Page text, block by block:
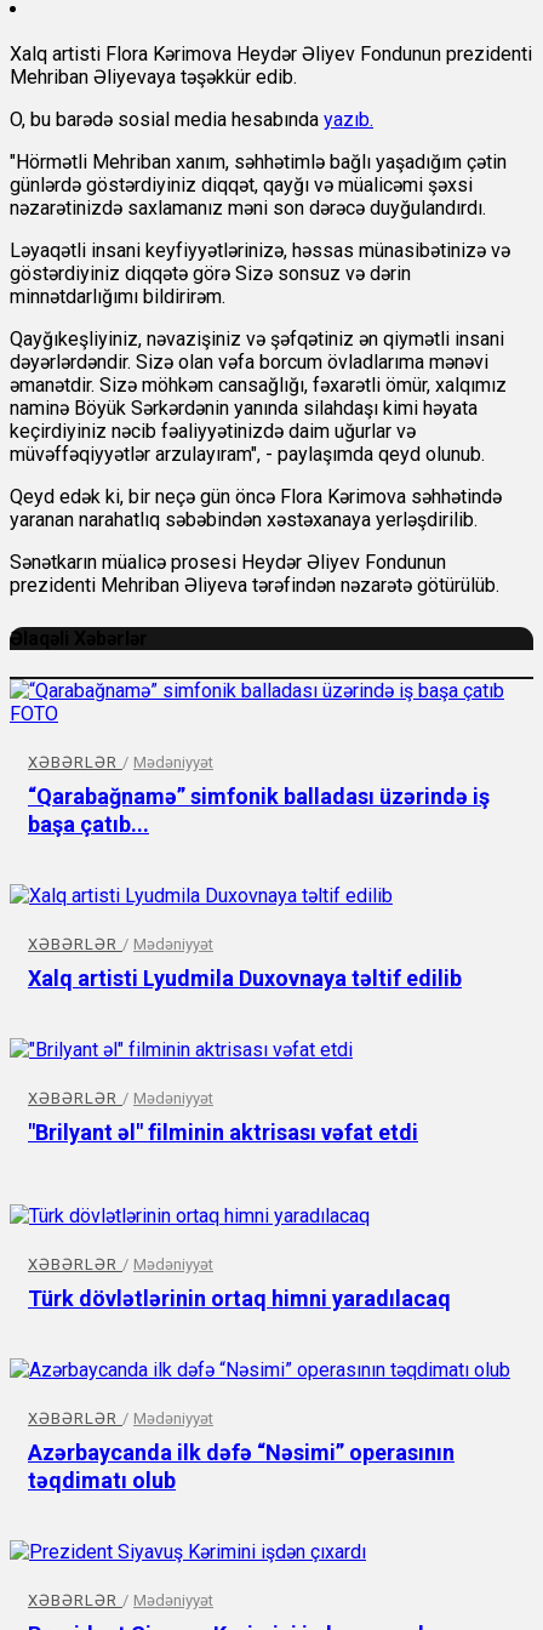
Xalq artisti Flora Kərimova Heydər Əliyev Fondunun prezidenti
Mehriban Əliyevaya təşəkkür edib.
O, bu barədə sosial media hesabında yazıb.
"Hörmətli Mehriban xanım, səhhətimlə bağlı yaşadığım çətin
günlərdə göstərdiyiniz diqqət, qayğı və müalicəmi şəxsi
nəzarətinizdə saxlamanız məni son dərəcə duyğulandırdı.
Ləyaqətli insani keyfiyyətlərinizə, həssas münasibətinizə və
göstərdiyiniz diqqətə görə Sizə sonsuz və dərin
minnətdarlığımı bildirirəm.
Qayğıkeşliyiniz, nəvazişiniz və şəfqətiniz ən qiymətli insani
dəyərlərdəndir. Sizə olan vəfa borcum övladlarıma mənəvi
əmanətdir. Sizə möhkəm cansağlığı, fəxarətli ömür, xalqımız
naminə Böyük Sərkərdənin yanında silahdaşı kimi həyata
keçirdiyiniz nəcib fəaliyyətinizdə daim uğurlar və
müvəffəqiyyətlər arzulayıram", - paylaşımda qeyd olunub.
Qeyd edək ki, bir neçə gün öncə Flora Kərimova səhhətində
yaranan narahatlıq səbəbindən xəstəxanaya yerləşdirilib.
Sənətkarın müalicə prosesi Heydər Əliyev Fondunun
prezidenti Mehriban Əliyeva tərəfindən nəzarətə götürülüb.
Əlaqəli Xəbərlər
XƏBƏRLƏR / Mədəniyyət
“Qarabağnamə” simfonik balladası üzərində iş
başa çatıb...
XƏBƏRLƏR / Mədəniyyət
Xalq artisti Lyudmila Duxovnaya təltif edilib
XƏBƏRLƏR / Mədəniyyət
"Brilyant əl" filminin aktrisası vəfat etdi
XƏBƏRLƏR / Mədəniyyət
Türk dövlətlərinin ortaq himni yaradılacaq
XƏBƏRLƏR / Mədəniyyət
Azərbaycanda ilk dəfə “Nəsimi” operasının
təqdimatı olub
XƏBƏRLƏR / Mədəniyyət